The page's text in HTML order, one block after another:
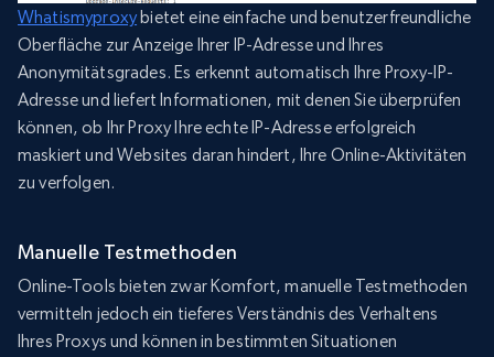
Whatismyproxybietet eine einfache und benutzerfreundliche
Oberfläche zur Anzeige Ihrer IP-Adresse und Ihres
Anonymitätsgrades. Es erkennt automatisch Ihre Proxy-IP-
Adresse und liefert Informationen, mit denen Sie überprüfen
können, ob Ihr Proxy Ihre echte IP-Adresse erfolgreich
maskiert und Websites daran hindert, Ihre Online-Aktivitäten
zu verfolgen.
Manuelle Testmethoden
Online-Tools bieten zwar Komfort, manuelle Testmethoden
vermitteln jedoch ein tieferes Verständnis des Verhaltens
Ihres Proxys und können in bestimmten Situationen